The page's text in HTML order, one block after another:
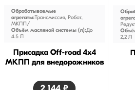
Обрабатываемые
агрегаты:Трансмиссия, Робот,
МКПП
Объём масляной системы (л):До
4.5 Л
Присадка Off-road 4x4
МКПП для внедорожников
2,2 Л